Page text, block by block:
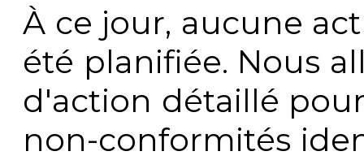
À ce jour, aucune
été planifiée. Nous
d'action détaillé
non-conformités